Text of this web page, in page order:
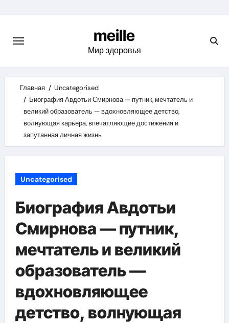
content
meille
Мир здоровья
Главная
Uncategorised
Биография Авдотьи Смирнова — путник, мечтатель и
великий образователь — вдохновляющее детство,
волнующая карьера, впечатляющие достижения и
запутанная личная жизнь
Uncategorised
Биография Авдотьи
Смирнова — путник,
мечтатель и великий
образователь —
вдохновляющее
детство, волнующая